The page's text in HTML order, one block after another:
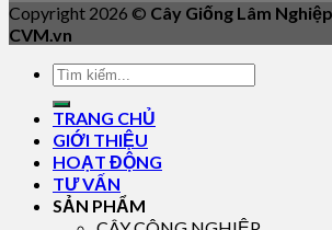
Copyright 2026 © Cây Giống Lâm
CVM.vn
TRANG CHỦ
GIỚI THIỆU
HOẠT ĐỘNG
TƯ VẤN
SẢN PHẨM